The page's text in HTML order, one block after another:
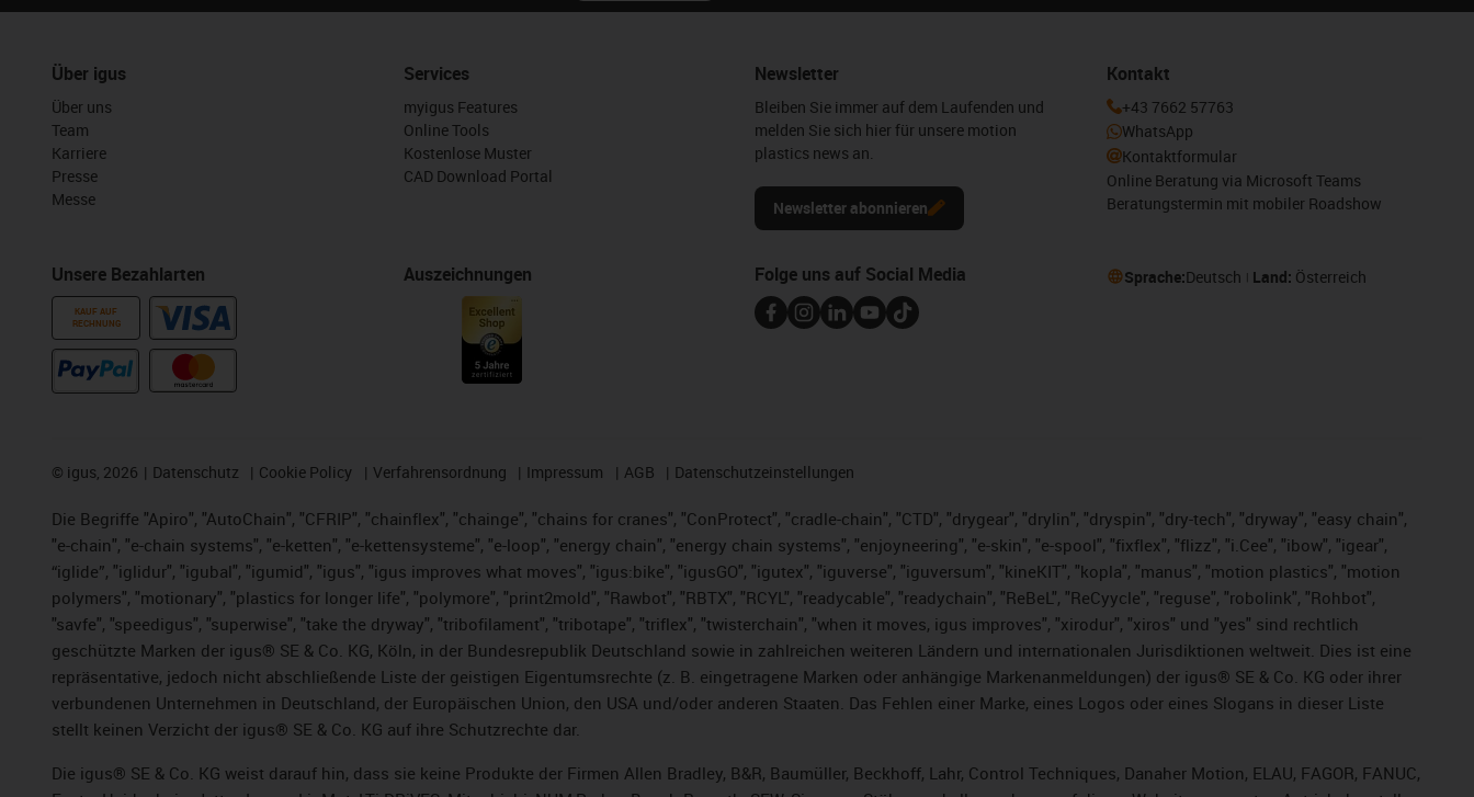
Über igus
Über uns
Team
Karriere
Presse
Messe
Unsere Bezahlarten
KAUF AUF
RECHNUNG
Services
myigus Features
Online Tools
Kostenlose Muster
CAD Download Portal
Auszeichnungen
Newsletter
Bleiben Sie immer auf dem Laufenden und
melden Sie sich hier für unsere motion
plastics news an.
Newsletter abonnieren
Kontakt
+43 7662 57763
WhatsApp
Kontaktformular
Online Beratung via Microsoft Teams
Beratungstermin mit mobiler Roadshow
Folge uns auf Social Media Sprache:Deutsch Land: Österreich
© igus, 2026 Datenschutz Cookie Policy Verfahrensordnung Impressum AGB Datenschutzeinstellungen
Die Begriffe "Apiro", "AutoChain", "CFRIP", "chainflex", "chainge", "chains for cranes", "ConProtect", "cradle-chain", "CTD", "drygear", "drylin", "dryspin", "dry-tech", "dryway", "easy chain",
"e-chain", "e-chain systems", "e-ketten", "e-kettensysteme", "e-loop", "energy chain", "energy chain systems", "enjoyneering", "e-skin", "e-spool", "fixflex", "flizz", "i.Cee", "ibow", "igear",
“iglide”, "iglidur", "igubal", "igumid", "igus", "igus improves what moves", "igus:bike", "igusGO", "igutex", "iguverse", "iguversum", "kineKIT", "kopla", "manus", "motion plastics", "motion
polymers", "motionary", "plastics for longer life", "polymore", "print2mold", "Rawbot", "RBTX", "RCYL", "readycable", "readychain", "ReBeL", "ReCyycle", "reguse", "robolink", "Rohbot",
"savfe", "speedigus", "superwise", "take the dryway", "tribofilament", "tribotape", "triflex", "twisterchain", "when it moves, igus improves", "xirodur", "xiros" und "yes" sind rechtlich
geschützte Marken der igus® SE & Co. KG, Köln, in der Bundesrepublik Deutschland sowie in zahlreichen weiteren Ländern und internationalen Jurisdiktionen weltweit. Dies ist eine
repräsentative, jedoch nicht abschließende Liste der geistigen Eigentumsrechte (z. B. eingetragene Marken oder anhängige Markenanmeldungen) der igus® SE & Co. KG oder ihrer
verbundenen Unternehmen in Deutschland, der Europäischen Union, den USA und/oder anderen Staaten. Das Fehlen einer Marke, eines Logos oder eines Slogans in dieser Liste
stellt keinen Verzicht der igus® SE & Co. KG auf ihre Schutzrechte dar.
Die igus® SE & Co. KG weist darauf hin, dass sie keine Produkte der Firmen Allen Bradley, B&R, Baumüller, Beckhoff, Lahr, Control Techniques, Danaher Motion, ELAU, FAGOR, FANUC,